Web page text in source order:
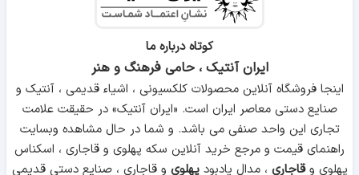
کوتاه درباره ما
ایران آنتیک ، حامی فرهنگ و هنر
اینجا فروشگاه آنلاین محصولات کلکسیونی ، اشیاء قدیمی ، آنتیک و
صنایع دستی معاصر ایران است. «ایران آنتیک» در حقیقت علامت
تجاری این واحد صنفی می باشد. و شما در حال مشاهده وبسایت
راهنمای قیمت و مرجع خرید آنلاین سکه پهلوی و قاجاری ، اسکناس
پهلوی وقاجاری ، مدال یادبودپهلوی و قاجاری ، صنایع دستی قدیمی